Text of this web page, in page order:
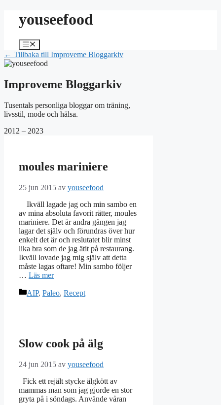
youseefood
Meny
← Tillbaka till Improveme Bloggarkiv
Improveme Bloggarkiv
Tusentals personliga bloggar om träning,
livsstil, mode och hälsa.
2012 – 2023
moules mariniere
25 jun 2015 av youseefood
Ikväll lagade jag och min sambo en
av mina absoluta favorit rätter, moules
mariniere. Det är andra gången jag
lagar det själv och förundras över hur
enkelt det är och reslutatet blir minst
lika bra som de jag ätit på restaurang.
Ikväll lovade jag mig själv att detta
måste lagas oftare! Min sambo följer
… Läs mer
Kategorier
AIP, Paleo, Recept
Slow cook på älg
24 jun 2015 av youseefood
Fick ett rejält stycke älgkött av
mammas man som jag gjorde en stor
gryta på i söndags. Använde våran